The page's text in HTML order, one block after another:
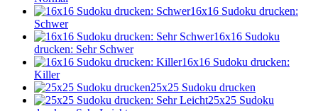
16x16 Sudoku drucken:
Schwer
16x16 Sudoku
drucken: Sehr Schwer
16x16 Sudoku drucken:
Killer
25x25 Sudoku drucken
25x25 Sudoku